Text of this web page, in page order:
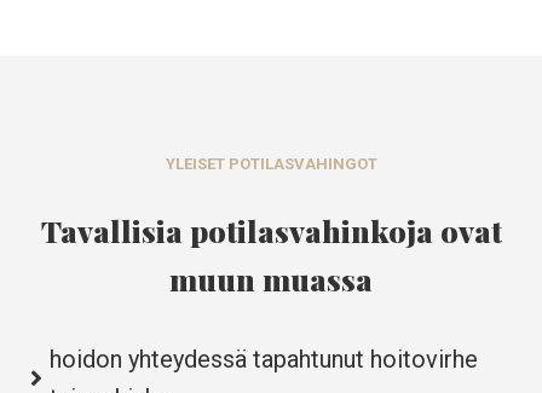
YLEISET POTILASVAHINGOT
Tavallisia potilasvahinkoja ovat
muun muassa
hoidon yhteydessä tapahtunut hoitovirhe